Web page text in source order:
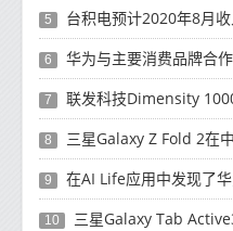
5 台积电预计2020年8月
6 华为与主要消费品牌合作，在中
7 联发科技Dimensity
8 三星Galaxy Z Fold 2在
9 在AI Life应用中发现了
10 三星Galaxy Tab Active3